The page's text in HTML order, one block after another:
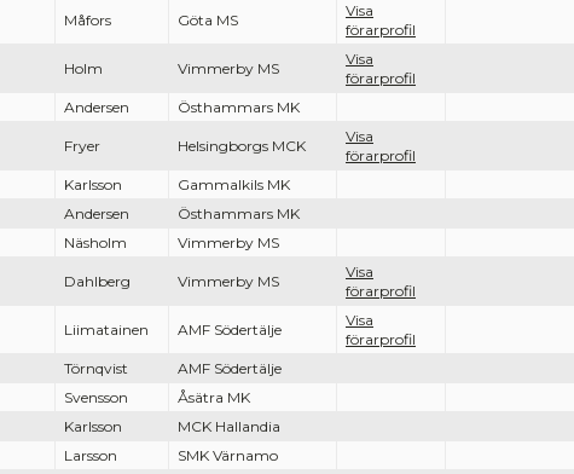
Måfors Göta MS
Visa
förarprofil
Holm Vimmerby MS
Visa
förarprofil
Andersen Östhammars MK
Fryer Helsingborgs MCK
Visa
förarprofil
Karlsson Gammalkils MK
Andersen Östhammars MK
Näsholm Vimmerby MS
Dahlberg Vimmerby MS
Visa
förarprofil
Liimatainen AMF Södertälje
Visa
förarprofil
Törnqvist AMF Södertälje
Svensson Åsätra MK
Karlsson MCK Hallandia
Larsson SMK Värnamo